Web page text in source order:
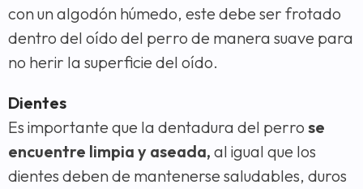
con un algodón húmedo, este debe ser frotado
dentro del oído del perro de manera suave para
no herir la superficie del oído.
Dientes
Es importante que la dentadura del perro se
encuentre limpia y aseada, al igual que los
dientes deben de mantenerse saludables, duros